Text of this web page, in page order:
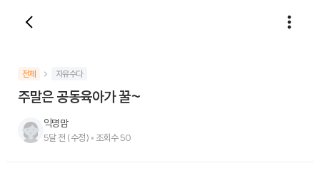
전체 자유수다
주말은 공동육아가 꿀~
익명맘
5달 전 (수정)• 조회수50